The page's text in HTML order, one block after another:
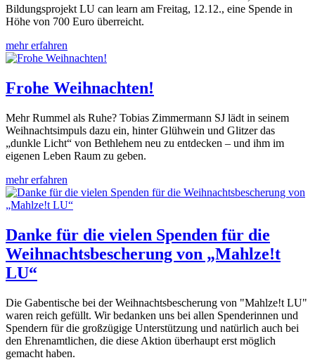
Bildungsprojekt LU can learn am Freitag, 12.12., eine Spende in
Höhe von 700 Euro überreicht.
mehr erfahren
Frohe Weihnachten!
Mehr Rummel als Ruhe? Tobias Zimmermann SJ lädt in seinem
Weihnachtsimpuls dazu ein, hinter Glühwein und Glitzer das
„dunkle Licht“ von Bethlehem neu zu entdecken – und ihm im
eigenen Leben Raum zu geben.
mehr erfahren
Danke für die vielen Spenden für die
Weihnachtsbescherung von „Mahlze!t
LU“
Die Gabentische bei der Weihnachtsbescherung von "Mahlze!t LU"
waren reich gefüllt. Wir bedanken uns bei allen Spenderinnen und
Spendern für die großzügige Unterstützung und natürlich auch bei
den Ehrenamtlichen, die diese Aktion überhaupt erst möglich
gemacht haben.